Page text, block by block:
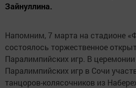
Зайнуллина.
Напомним, 7 марта на стадионе
состоялось торжественное
Паралимпийских игр. В
Паралимпийских игр в Сочи
танцоров-колясочников из